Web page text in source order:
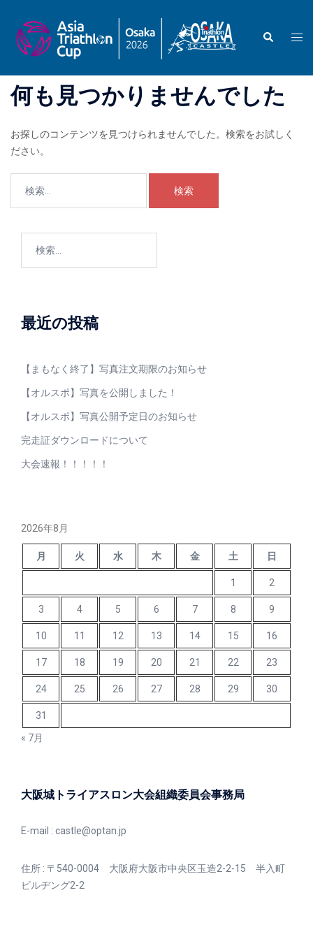
ツ
検
ト
ー
何も見つかりませんでした
お探しのコンテンツを見つけられませんでした。検索をお試しく
ださい。
最近の投稿
【まもなく終了】写真注文期限のお知らせ
【オルスポ】写真を公開しました！
【オルスポ】写真公開予定日のお知らせ
完走証ダウンロードについて
大会速報！！！！！
2026年8月
月 火 水 木 金 土 日
1 2
3 4 5 6 7 8 9
10 11 12 13 14 15 16
17 18 19 20 21 22 23
24 25 26 27 28 29 30
31
« 7月
大阪城トライアスロン大会組織委員会事務局
E-mail : castle@optan.jp
住所 : 〒540-0004 大阪府大阪市中央区玉造2-2-15 半入町
ビルヂング2-2